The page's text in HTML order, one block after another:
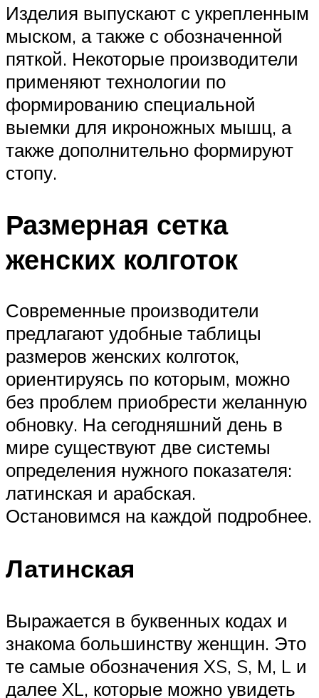
Изделия выпускают с укрепленным
мыском, а также с обозначенной
пяткой. Некоторые производители
применяют технологии по
формированию специальной
выемки для икроножных мышц, а
также дополнительно формируют
стопу.
Размерная сетка
женских колготок
Современные производители
предлагают удобные таблицы
размеров женских колготок,
ориентируясь по которым, можно
без проблем приобрести желанную
обновку. На сегодняшний день в
мире существуют две системы
определения нужного показателя:
латинская и арабская.
Остановимся на каждой подробнее.
Латинская
Выражается в буквенных кодах и
знакома большинству женщин. Это
те самые обозначения XS, S, M, L и
далее XL, которые можно увидеть